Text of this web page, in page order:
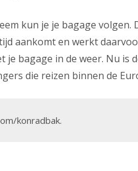
kun je je bagage
aankomt en werkt
je bagage in de weer. Nu is
die reizen binnen de
konradbak.